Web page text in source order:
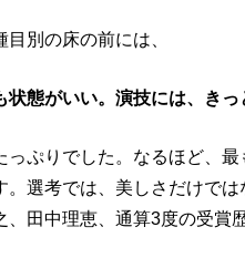
目別の床の前には、
状態がいい。演技には、き
っぷりでした。なるほど、
。選考では、美しさだけで
、田中理恵、通算3度の受賞